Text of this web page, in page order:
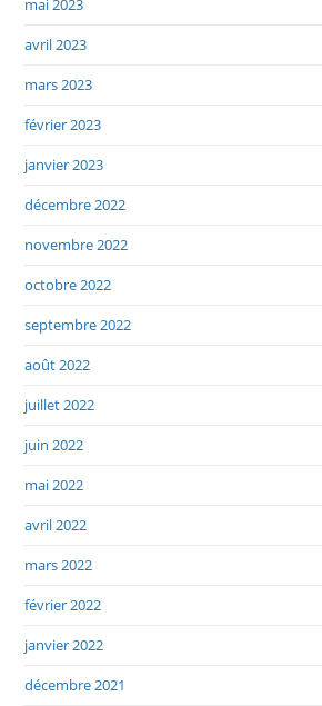
mai 2023
avril 2023
mars 2023
février 2023
janvier 2023
décembre 2022
novembre 2022
octobre 2022
septembre 2022
août 2022
juillet 2022
juin 2022
mai 2022
avril 2022
mars 2022
février 2022
janvier 2022
décembre 2021